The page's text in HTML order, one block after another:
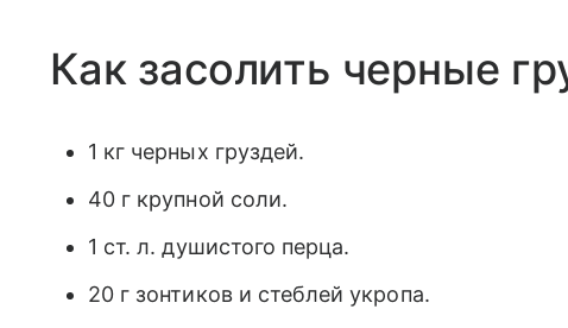
Как засолить черные
1 кг черных груздей.
40 г крупной соли.
1 ст. л. душистого перца.
20 г зонтиков и стеблей укропа.